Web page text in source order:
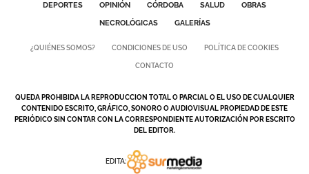
DEPORTES
OPINIÓN CÓRDOBA SALUD
OBRAS
NECROLÓGICAS
GALERÍAS
¿QUIÉNES SOMOS? CONDICIONES DE USO POLÍTICA DE COOKIES
CONTACTO
QUEDA PROHIBIDA LA REPRODUCCION TOTAL O PARCIAL O EL USO DE CUALQUIER
CONTENIDO ESCRITO, GRÁFICO, SONORO O AUDIOVISUAL PROPIEDAD DE ESTE
PERIÓDICO SIN CONTAR CON LA CORRESPONDIENTE AUTORIZACIÓN POR ESCRITO
DEL EDITOR.
EDITA: